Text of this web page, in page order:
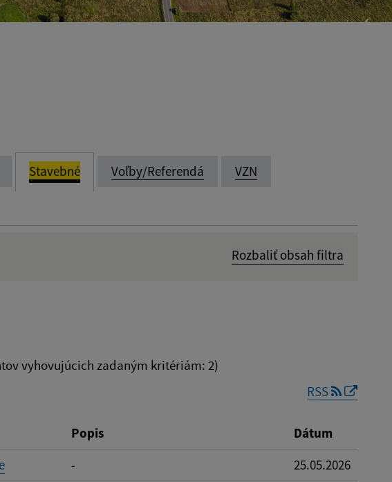
Stavebné Voľby/Referendá VZN
Rozbaliť obsah filtra
vyhovujúcich zadaným kritériám: 2)
RSS
Popis
Dátum
-
25.05.2026